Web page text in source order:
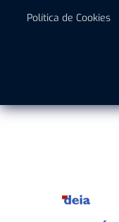
Política de Cookies